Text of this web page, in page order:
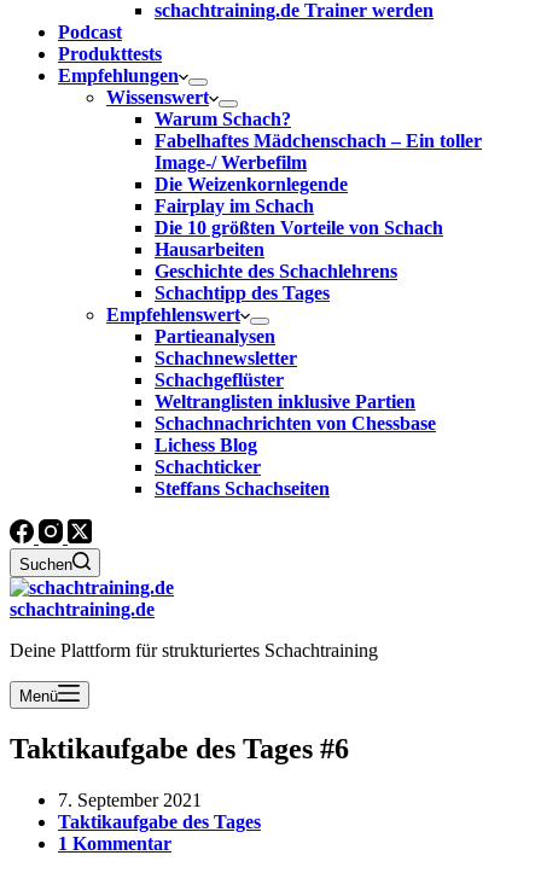
schachtraining.de Trainer werden
Podcast
Produkttests
Empfehlungen
Wissenswert
Warum Schach?
Fabelhaftes Mädchenschach – Ein toller
Image-/ Werbefilm
Die Weizenkornlegende
Fairplay im Schach
Die 10 größten Vorteile von Schach‎
Hausarbeiten
Geschichte des Schachlehrens
Schachtipp des Tages
Empfehlenswert
Partieanalysen
Schachnewsletter
Schachgeflüster
Weltranglisten inklusive Partien
Schachnachrichten von Chessbase
Lichess Blog
Schachticker
Steffans Schachseiten
Suchen
schachtraining.de
Deine Plattform für strukturiertes Schachtraining
Menü
Taktikaufgabe des Tages #6
7. September 2021
Taktikaufgabe des Tages
1 Kommentar